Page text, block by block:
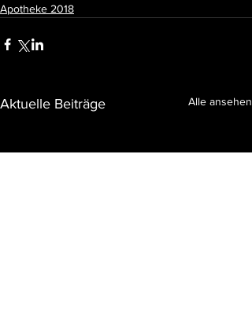
Apotheke 2018
Aktuelle Beiträge Alle ansehen